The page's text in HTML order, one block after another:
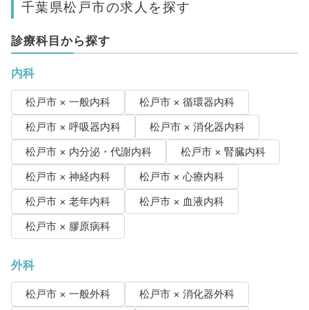
千葉県松戸市の求人を探す
診療科目から探す
内科
松戸市 × 一般内科
松戸市 × 循環器内科
松戸市 × 呼吸器内科
松戸市 × 消化器内科
松戸市 × 内分泌・代謝内科
松戸市 × 腎臓内科
松戸市 × 神経内科
松戸市 × 心療内科
松戸市 × 老年内科
松戸市 × 血液内科
松戸市 × 膠原病科
外科
松戸市 × 一般外科
松戸市 × 消化器外科